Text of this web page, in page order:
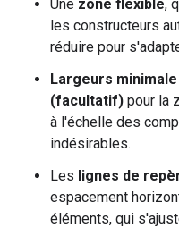
Une zone flexible,
les constructeurs
réduire pour
Largeurs
(facultatif) pour la
à l'échelle des
indésirables.
Les lignes de
espacement
éléments, qui